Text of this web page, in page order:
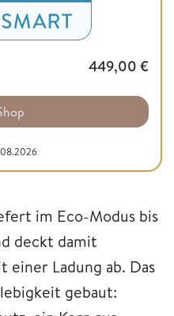
449,00 €
im Eco-Modus bis
deckt damit
einer Ladung ab. Das
gebaut: